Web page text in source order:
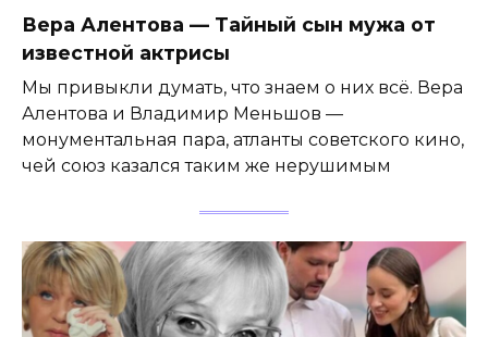
Вера Алентова — Тайный сын мужа от
известной актрисы
Мы привыкли думать, что знаем о них всё. Вера
Алентова и Владимир Меньшов —
монументальная пара, атланты советского кино,
чей союз казался таким же нерушимым